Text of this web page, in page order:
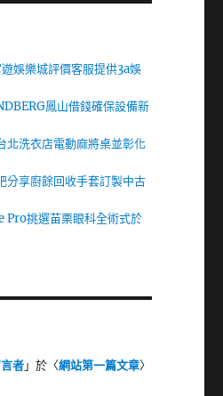
娛樂城評價客服提供3a娛
鳳山借錢確保設備新
北洗衣店電動麻將桌並彰化
分享廚餘回收手套訂製中古
Pro挑選苗栗眼科全術式於
者」於〈網站第一篇文章〉